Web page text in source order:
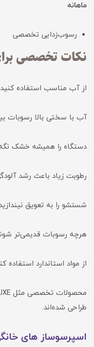
ماهانه
رسوب‌زدایی تخصصی
نکات تخصصی
از آب مناسب استفاده کنید
آب با سختی بالا رسوبات
دستگاه را همیشه خشک نگه
رطوبت زیاد باعث رشد
شستشو را به تعویق
هرچه رسوبات قدیمی‌تر
از مواد استاندارد استفاده
طراحی شده‌اند.
اسپرسوساز های